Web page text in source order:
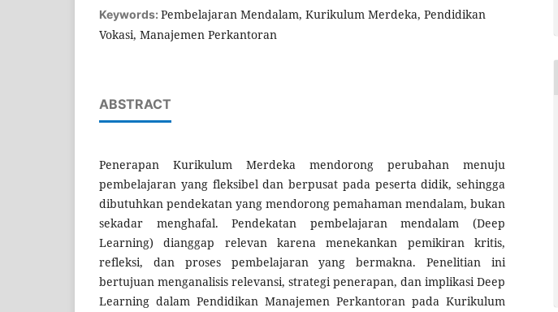
Keywords: Pembelajaran Mendalam, Kurikulum Merdeka, Pendidikan
Vokasi, Manajemen Perkantoran
ABSTRACT
Penerapan Kurikulum Merdeka mendorong perubahan menuju
pembelajaran yang fleksibel dan berpusat pada peserta didik, sehingga
dibutuhkan pendekatan yang mendorong pemahaman mendalam, bukan
sekadar menghafal. Pendekatan pembelajaran mendalam (Deep
Learning) dianggap relevan karena menekankan pemikiran kritis,
refleksi, dan proses pembelajaran yang bermakna. Penelitian ini
bertujuan menganalisis relevansi, strategi penerapan, dan implikasi Deep
Learning dalam Pendidikan Manajemen Perkantoran pada Kurikulum